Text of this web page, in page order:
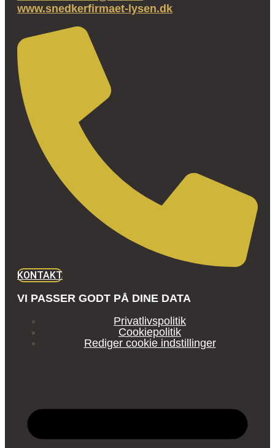
www.snedkerfirmaet-lysen.dk
KONTAKT
VI PASSER GODT PÅ DINE DATA
Privatlivspolitik
Cookiepolitik
Rediger cookie indstillinger